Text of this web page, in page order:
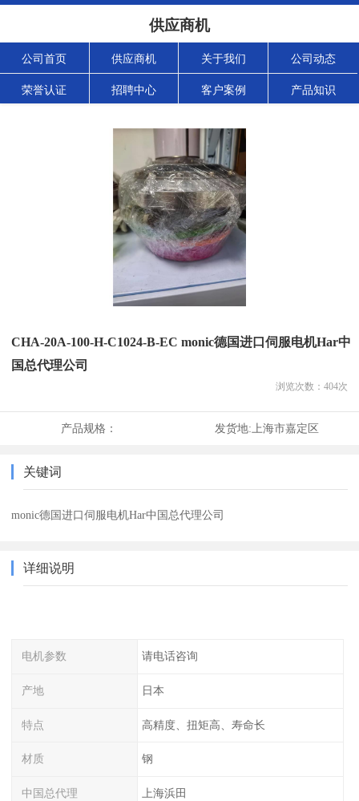
供应商机
公司首页 供应商机 关于我们 公司动态
荣誉认证 招聘中心 客户案例 产品知识
CHA-20A-100-H-C1024-B-EC monic德国进口伺服电机Har中
国总代理公司
浏览次数： 404次
产品规格： 发货地: 上海市嘉定区
关键词
monic德国进口伺服电机Har中国总代理公司
详细说明
电机参数 请电话咨询
产地 日本
特点 高精度、扭矩高、寿命长
材质 钢
中国总代理 上海浜田